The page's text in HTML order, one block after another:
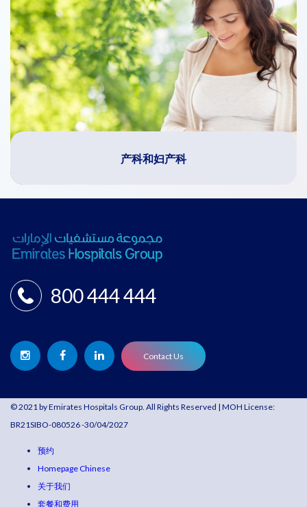
产科和妇产科
800 444 444
Contact Us
© 2021 by Emirates Hospitals Group. All Rights Reserved | MOH License:
BR21SIBO-080526 -30/04/2027
预约
Homepage Chinese
关于我们
套餐和费用